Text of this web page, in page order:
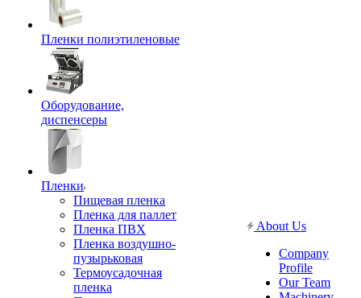
Пленки полиэтиленовые
Оборудование,
диспенсеры
Пленки
Пищевая пленка
Пленка для паллет
Пленка ПВХ
Пленка воздушно-
пузырьковая
Термоусадочная
пленка
About Us
Company
Profile
Our Team